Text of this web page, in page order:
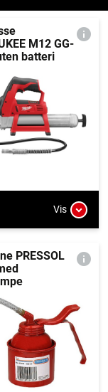
M12 GG-
batteri
Vis
PRESSOL